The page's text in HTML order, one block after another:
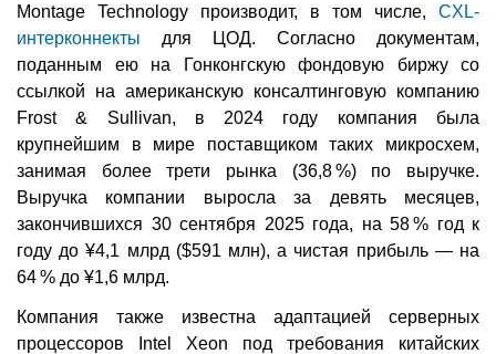
Montage Technology производит, в том числе, CXL-
интерконнекты для ЦОД. Согласно документам,
поданным ею на Гонконгскую фондовую биржу со
ссылкой на американскую консалтинговую компанию
Frost & Sullivan, в 2024 году компания была
крупнейшим в мире поставщиком таких микросхем,
занимая более трети рынка (36,8 %) по выручке.
Выручка компании выросла за девять месяцев,
закончившихся 30 сентября 2025 года, на 58 % год к
году до ¥4,1 млрд ($591 млн), а чистая прибыль — на
64 % до ¥1,6 млрд.
Компания также известна адаптацией серверных
процессоров Intel Xeon под требования китайских